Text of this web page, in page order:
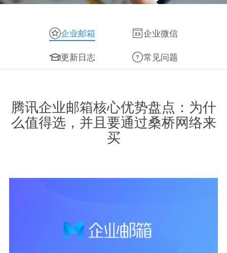
企业邮箱 企业微信
更新日志 常见问题
腾讯企业邮箱核心优势盘点：为什
么值得选，并且要通过桑桥网络来
买